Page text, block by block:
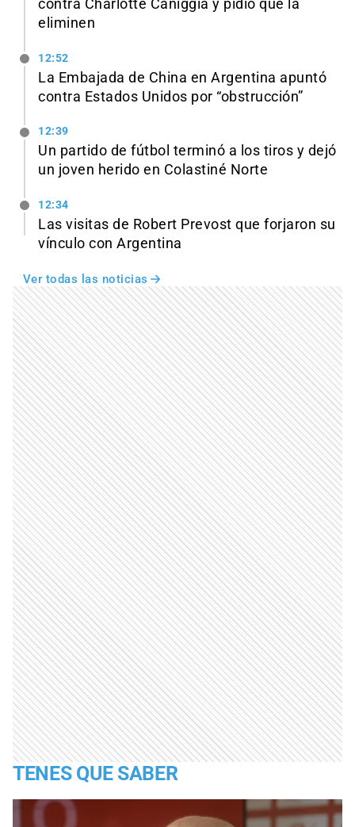
contra Charlotte Caniggia y pidió que la
eliminen
12:52
La Embajada de China en Argentina apuntó
contra Estados Unidos por “obstrucción”
12:39
Un partido de fútbol terminó a los tiros y dejó
un joven herido en Colastiné Norte
12:34
Las visitas de Robert Prevost que forjaron su
vínculo con Argentina
Ver todas las noticias
TENES QUE SABER